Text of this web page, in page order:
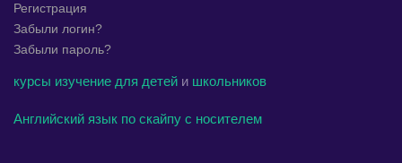
Регистрация
Забыли логин?
Забыли пароль?
курсы изучение для детей и школьников
Английский язык по скайпу с носителем